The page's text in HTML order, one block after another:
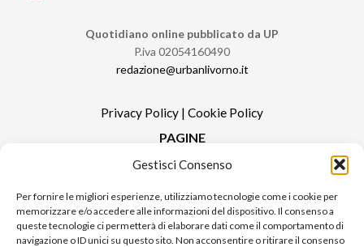
Gestisci Consenso
Per fornire le migliori esperienze, utilizziamo tecnologie come i cookie per
memorizzare e/o accedere alle informazioni del dispositivo. Il consenso a
queste tecnologie ci permetterà di elaborare dati come il comportamento di
navigazione o ID unici su questo sito. Non acconsentire o ritirare il consenso
Quotidiano online pubblicato da UP
P.iva 02054160490
redazione@urbanlivorno.it
Privacy Policy | Cookie Policy
PAGINE
Redazione
Contatti
Pubblicità
Sitemap